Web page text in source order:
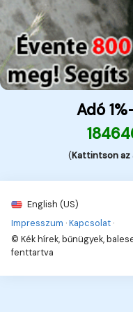
Adó
(Kattintson az
English (US)
Impresszum ·Kapcsolat ·
© Kék hírek, bűnügyek,
fenttartva